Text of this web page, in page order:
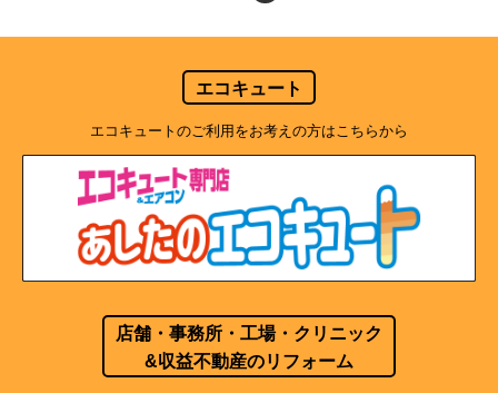
エコキュート
エコキュートのご利用をお考えの方はこちらから
店舗・事務所・工場・クリニック
&収益不動産のリフォーム